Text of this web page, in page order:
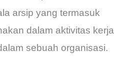
arsip yang termasuk
dalam aktivitas kerja
sebuah organisasi.